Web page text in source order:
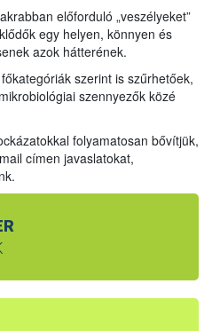
előforduló „veszélyeket”
egy helyen, könnyen és
azok hátterének.
szerint is szűrhetőek,
szennyezők közé
folyamatosan bővítjük,
címen javaslatokat,